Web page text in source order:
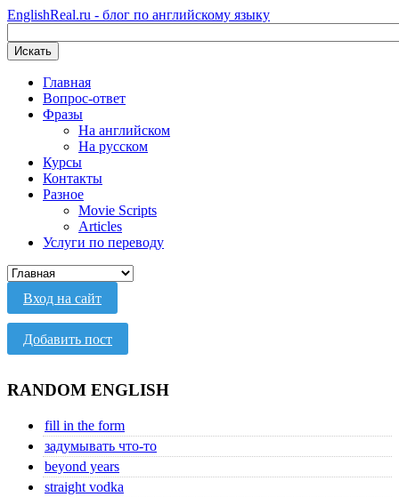
EnglishReal.ru - блог по английскому языку
Искать
Главная
Вопрос-ответ
Фразы
На английском
На русском
Курсы
Контакты
Разное
Movie Scripts
Articles
Услуги по переводу
Вход на сайт
Добавить пост
RANDOM ENGLISH
fill in the form
задумывать что-то
beyond years
straight vodka